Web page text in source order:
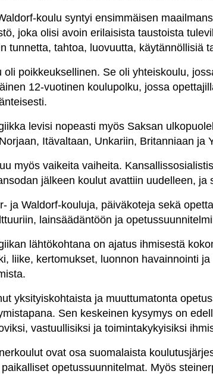
koulu syntyi ensimmäisen
joka olisi avoin erilaisista taustoista
tunnetta, tahtoa, luovuutta, käytännöllisiä
oli poikkeuksellinen. Se oli yhteiskoulu,
12-vuotinen koulupolku, jossa
levisi nopeasti myös Saksan
Itävaltaan, Unkariin, Britanniaan ja
myös vaikeita vaiheita.
jälkeen koulut avattiin uudelleen,
ja Waldorf-kouluja, päiväkoteja sekä
lainsäädäntöön ja
lähtökohtana on ajatus ihmisestä
liike, kertomukset, luonnon havainnointi
yksityiskohtaista ja muuttumatonta
Sen keskeinen kysymys on
vastuullisiksi ja toimintakykyisiksi
ovat osa suomalaista
opetussuunnitelmat. Myös